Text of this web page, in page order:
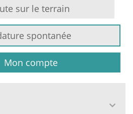
sur le terrain
spontanée
Mon compte